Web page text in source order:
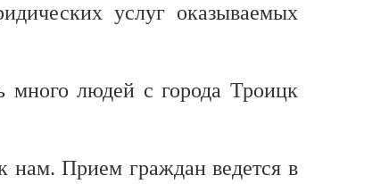
услуг оказываемых
много людей с города Троицк
нам. Прием граждан ведется в